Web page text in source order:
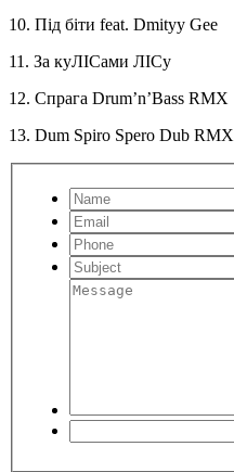
10. Під біти feat. Dmityy Gee
11. За куЛІСами ЛІСу
12. Спрага Drum’n’Bass RMX
13. Dum Spiro Spero Dub RMX